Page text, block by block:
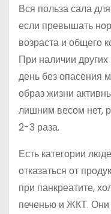
Вся польза сала
если превышать
возраста и общего
При наличии
день без опасения
образ жизни
лишним весом нет,
2-3 раза.
Есть категории
отказаться от
при панкреатите,
печенью и ЖКТ. Они